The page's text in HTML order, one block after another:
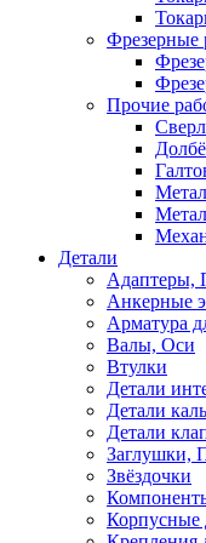
Фрезерные
Прочие
Детали
Адаптеры,
Анкерные
Арматура
Валы, Оси
Втулки
Детали
Детали
Детали
Заглушки,
Звёздочки
Корпусные